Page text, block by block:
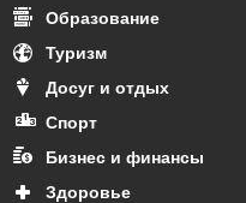
Образование
Туризм
Досуг и отдых
Спорт
Бизнес и финансы
Здоровье